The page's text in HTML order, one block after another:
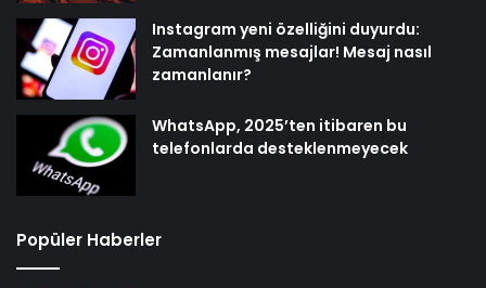
Instagram yeni özelliğini duyurdu:
Zamanlanmış mesajlar! Mesaj nasıl
zamanlanır?
WhatsApp, 2025’ten itibaren bu
telefonlarda desteklenmeyecek
Popüler Haberler